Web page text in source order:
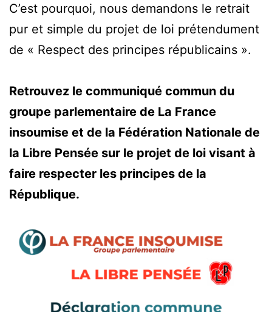
C’est pourquoi, nous demandons le retrait
pur et simple du projet de loi prétendument
de « Respect des principes républicains ».
Retrouvez le communiqué commun du
groupe parlementaire de La France
insoumise et de la Fédération Nationale de
la Libre Pensée sur le projet de loi visant à
faire respecter les principes de la
République.